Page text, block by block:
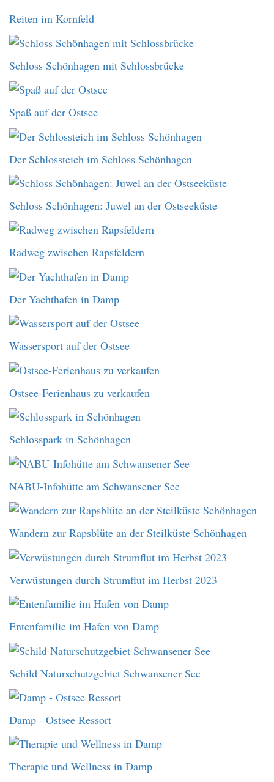
Reiten im Kornfeld
Schloss Schönhagen mit Schlossbrücke
Spaß auf der Ostsee
Der Schlossteich im Schloss Schönhagen
Schloss Schönhagen: Juwel an der Ostseeküste
Radweg zwischen Rapsfeldern
Der Yachthafen in Damp
Wassersport auf der Ostsee
Ostsee-Ferienhaus zu verkaufen
Schlosspark in Schönhagen
NABU-Infohütte am Schwansener See
Wandern zur Rapsblüte an der Steilküste Schönhagen
Verwüstungen durch Strumflut im Herbst 2023
Entenfamilie im Hafen von Damp
Schild Naturschutzgebiet Schwansener See
Damp - Ostsee Ressort
Therapie und Wellness in Damp